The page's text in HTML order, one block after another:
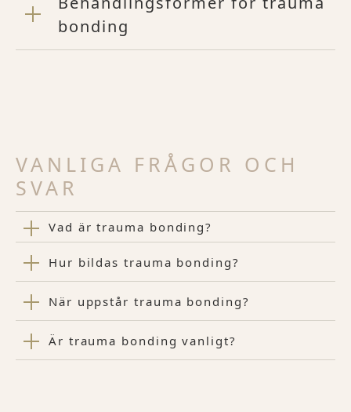
bonding
VANLIGA FRÅGOR OCH
SVAR
Vad är trauma bonding?
Hur bildas trauma bonding?
När uppstår trauma bonding?
Är trauma bonding vanligt?